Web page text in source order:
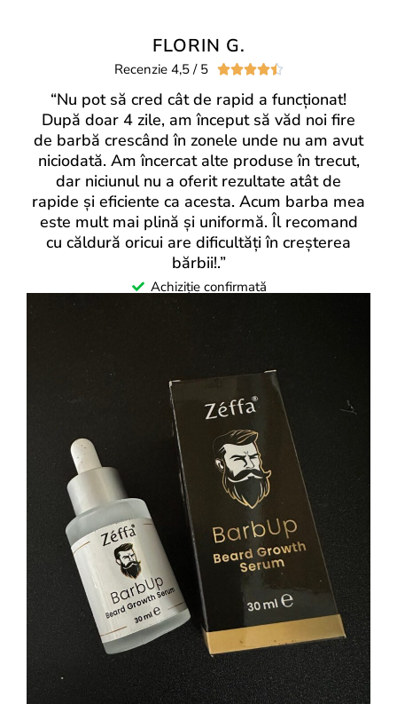
FLORIN G.
Recenzie 4,5 / 5 
“Nu pot să cred cât de rapid a funcționat!
După doar 4 zile, am început să văd noi fire
de barbă crescând în zonele unde nu am avut
niciodată. Am încercat alte produse în trecut,
dar niciunul nu a oferit rezultate atât de
rapide și eficiente ca acesta. Acum barba mea
este mult mai plină și uniformă. Îl recomand
cu căldură oricui are dificultăți în creșterea
bărbii!.”
Achiziție confirmată